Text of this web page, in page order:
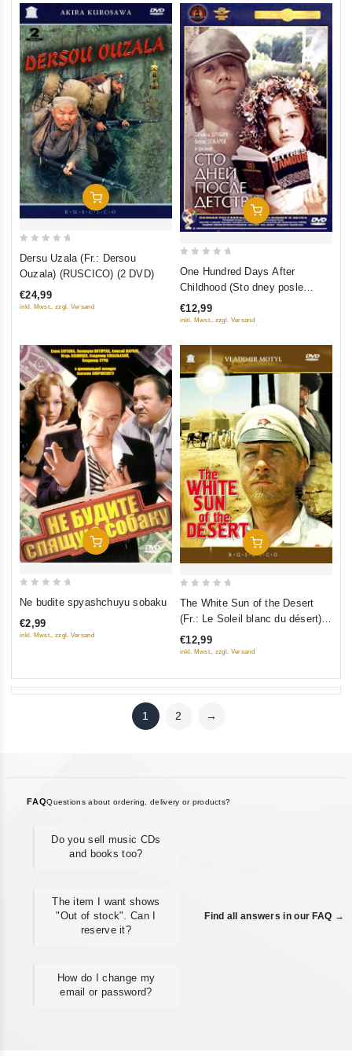
Add To Cart
5
Dersu Uzala (Fr.: Dersou
Ouzala) (RUSCICO) (2 DVD)
€24,99
inkl. Mwst., zzgl. Versand
Add To Cart
5
One Hundred Days After
Childhood (Sto dney posle
detstva)
€12,99
inkl. Mwst., zzgl. Versand
Add To Cart
of
Ne budite spyashchuyu sobaku
€2,99
inkl. Mwst., zzgl. Versand
Add To Cart
5
The White Sun of the Desert
(Fr.: Le Soleil blanc du désert)
(Beloe solntse pustyni)
(RUSCICO)
€12,99
inkl. Mwst., zzgl. Versand
1 2 →
FAQQuestions about ordering, delivery or products?
Do you sell music CDs
and books too?
The item I want shows
"Out of stock". Can I
reserve it?
How do I change my
email or password?
Find all answers in our FAQ →